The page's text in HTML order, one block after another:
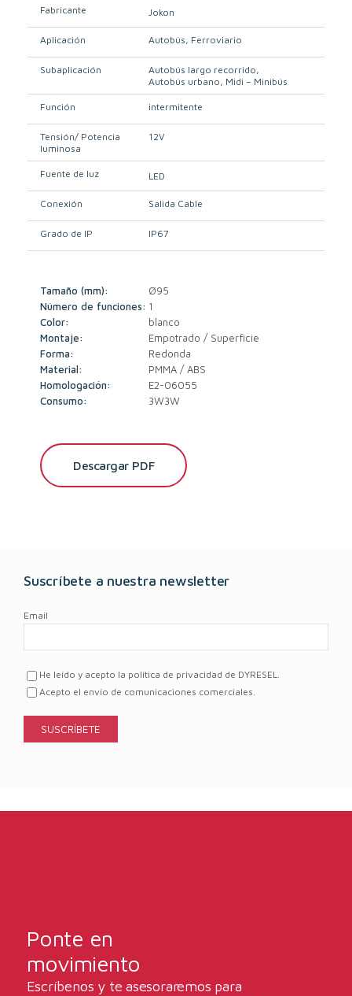
Fabricante Jokon
Aplicación Autobús Ferroviario
Subaplicación
Autobús largo recorrido
Autobús urbano Midi – Minibús
Función intermitente
Tensión/ Potencia
luminosa
12V
Fuente de luz LED
Conexión Salida Cable
Grado de IP IP67
Tamaño (mm):
Ø95
Número de funciones: 1
Color:
blanco
Montaje:
Empotrado / Superficie
Forma:
Redonda
Material:
PMMA / ABS
Homologación:
E2-06055
Consumo:
3W3W
Descargar PDF
Suscríbete a nuestra newsletter
Email
He leído y acepto la política de privacidad de DYRESEL.
Acepto el envío de comunicaciones comerciales.
Ponte en
movimiento
Escríbenos y te asesoraremos para